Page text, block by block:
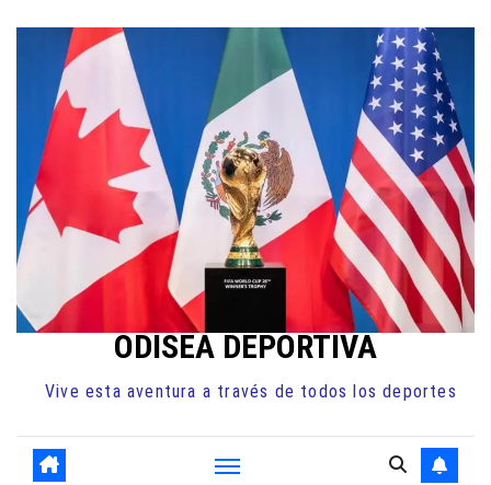
contenido
ODISEA DEPORTIVA
Vive esta aventura a través de todos los deportes